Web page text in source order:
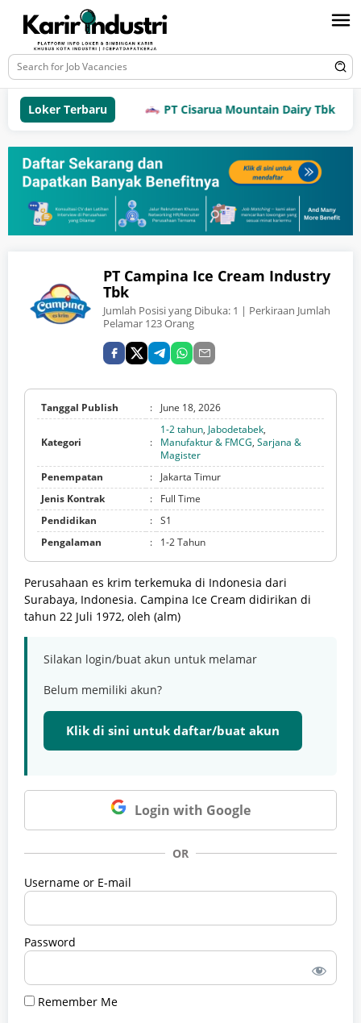
Loker Terbaru PT Cisarua Mountain Dairy Tbk
PT Campina Ice Cream Industry
Tbk
Jumlah Posisi yang Dibuka: 1 | Perkiraan Jumlah
Pelamar 123 Orang
Tanggal Publish : June 18, 2026
Kategori :
1-2 tahun, Jabodetabek,
Manufaktur & FMCG, Sarjana &
Magister
Penempatan
: Jakarta Timur
Jenis Kontrak
:
Full Time
Pendidikan
: S1
Pengalaman
: 1-2 Tahun
Perusahaan es krim terkemuka di Indonesia dari
Surabaya, Indonesia. Campina Ice Cream didirikan di
tahun 22 Juli 1972, oleh (alm)
Silakan login/buat akun untuk melamar
Belum memiliki akun?
Klik di sini untuk daftar/buat akun
Login with Google
OR
Username or E-mail
Password
Remember Me